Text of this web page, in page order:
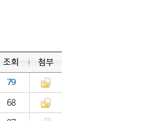
조회 첨부
79
68